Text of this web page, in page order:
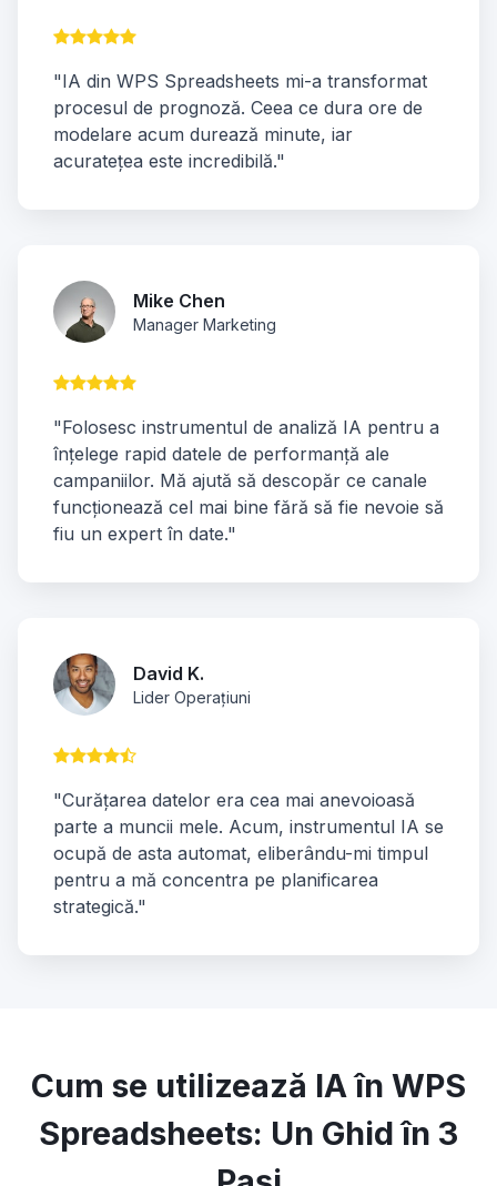
"IA din WPS Spreadsheets mi-a transformat
procesul de prognoză. Ceea ce dura ore de
modelare acum durează minute, iar
acuratețea este incredibilă."
Mike Chen
Manager Marketing
"Folosesc instrumentul de analiză IA pentru a
înțelege rapid datele de performanță ale
campaniilor. Mă ajută să descopăr ce canale
funcționează cel mai bine fără să fie nevoie să
fiu un expert în date."
David K.
Lider Operațiuni
"Curățarea datelor era cea mai anevoioasă
parte a muncii mele. Acum, instrumentul IA se
ocupă de asta automat, eliberându-mi timpul
pentru a mă concentra pe planificarea
strategică."
Cum se utilizează IA în WPS
Spreadsheets: Un Ghid în 3